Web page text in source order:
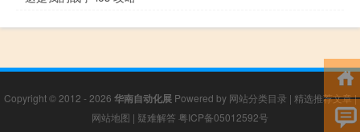
Copyright © 2012 - 2026 华南自动化展Powered by 网站分类目录 | 精选推荐文章|
网站地图 | 疑难解答 粤ICP备05012592号